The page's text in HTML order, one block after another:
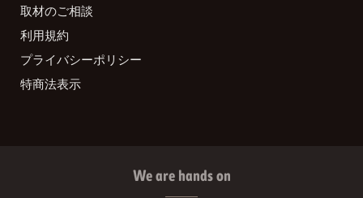
取材のご相談
利用規約
プライバシーポリシー
特商法表示
We are hands on